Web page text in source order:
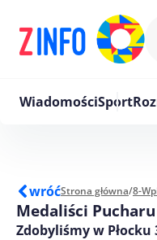
WiadomościSport
wróćStrona główna/8-
Medaliści
Zdobyliśmy w